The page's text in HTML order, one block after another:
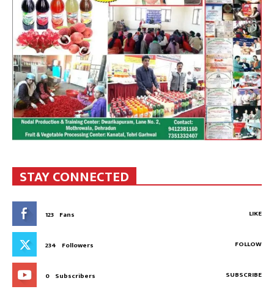
STAY CONNECTED
123 Fans LIKE
234 Followers FOLLOW
0 Subscribers SUBSCRIBE